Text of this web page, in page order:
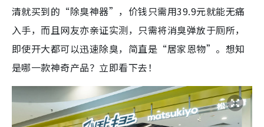
清就买到的“除臭神器”，价钱只需用39.9元就能无痛
入手，而且网友亦亲证实测，只需将消臭弹放于厕所，
即使开大都可以迅速除臭，简直是“居家恩物”。想知
是哪一款神奇产品？立即看下去！